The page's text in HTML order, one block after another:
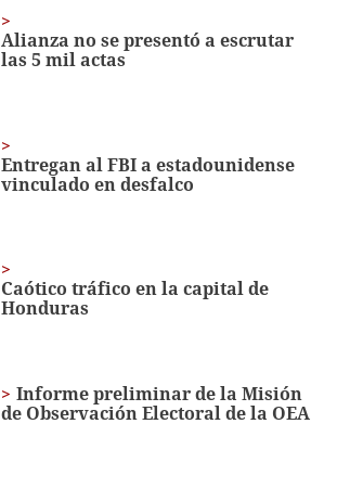
Alianza no se presentó a escrutar
las 5 mil actas
Entregan al FBI a estadounidense
vinculado en desfalco
Caótico tráfico en la capital de
Honduras
Informe preliminar de la Misión
de Observación Electoral de la OEA